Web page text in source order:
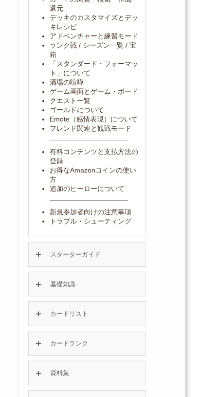
還元
デッキのカスタマイズとデッ
キレシピ
アドベンチャーと練習モード
ランク戦 / シーズン一覧 / 宝
箱
「スタンダード・フォーマッ
ト」について
酒場の喧嘩
ゲーム画面とゲーム・ボード
クエスト一覧
ゴールドについて
Emote（感情表現）について
フレンド関連と観戦モード
有料コンテンツと支払方法の
登録
お得なAmazonコインの使い
方
追加のヒーローについて
新規参加者向けの注意事項
トラブル・シューティング
スターターガイド
基礎知識
カードリスト
カードランク
資料集